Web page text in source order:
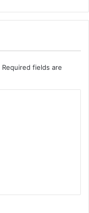
Required fields are